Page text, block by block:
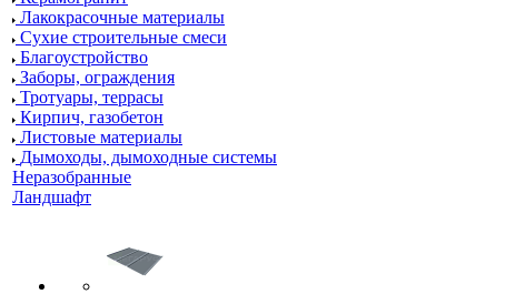
Лакокрасочные материалы
Сухие строительные смеси
Благоустройство
Заборы, ограждения
Тротуары, террасы
Кирпич, газобетон
Листовые материалы
Дымоходы, дымоходные системы
Неразобранные
Ландшафт